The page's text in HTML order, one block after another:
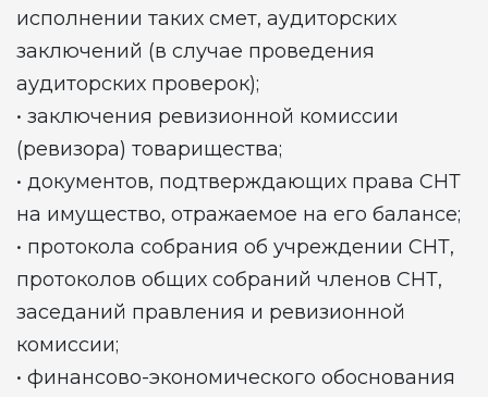
исполнении таких смет, аудиторских
заключений (в случае проведения
аудиторских проверок);
• заключения ревизионной комиссии
(ревизора) товарищества;
• документов, подтверждающих права СНТ
на имущество, отражаемое на его балансе;
• протокола собрания об учреждении СНТ,
протоколов общих собраний членов СНТ,
заседаний правления и ревизионной
комиссии;
• финансово-экономического обоснования